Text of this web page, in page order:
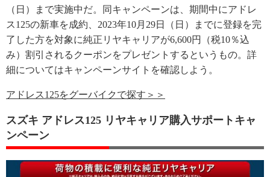
（日）まで実施中だ。同キャンペーンは、期間中にアドレ
ス125の新車を成約、2023年10月29日（日）までに登録を完
了した方を対象に純正リヤキャリアが6,600円（税10％込
み）割引されるクーポンをプレゼントするというもの。詳
細についてはキャンペーンサイトを確認しよう。
アドレス125をグーバイクで探す＞＞
スズキ アドレス125 リヤキャリア購入サポートキャ
ンペーン